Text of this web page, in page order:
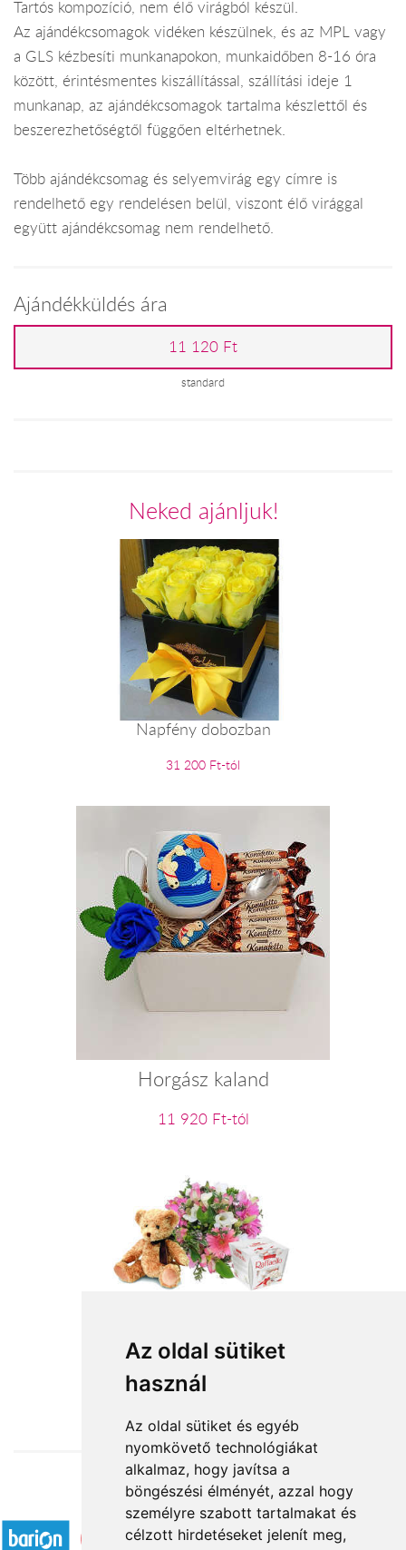
Az oldal sütiket
használ
Az oldal sütiket és egyéb
nyomkövető technológiákat
alkalmaz, hogy javítsa a
böngészési élményét, azzal hogy
személyre szabott tartalmakat és
célzott hirdetéseket jelenít meg,
Tartós kompozíció, nem élő virágból készül.
Az ajándékcsomagok vidéken készülnek, és az MPL vagy
a GLS kézbesíti munkanapokon, munkaidőben 8-16 óra
között, érintésmentes kiszállítással, szállítási ideje 1
munkanap, az ajándékcsomagok tartalma készlettől és
beszerezhetőségtől függően eltérhetnek.
Több ajándékcsomag és selyemvirág egy címre is
rendelhető egy rendelésen belül, viszont élő virággal
együtt ajándékcsomag nem rendelhető.
Ajándékküldés ára
11 120 Ft
standard
Neked ajánljuk!
Napfény dobozban
31 200 Ft-tól
Horgász kaland
11 920 Ft-tól
Szeretettel
31 000 Ft-tól
Elfogadott fizetési módok